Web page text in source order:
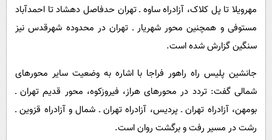
حیات وحش
مهرویلا تا پل کلاک، آزادراه ساوه ـ تهران حدفاصل دهشاد تا احمدآباد
مستوفی و همچنین محور شهریار ـ تهران در محدوده شهرقدس نیز
سنگین گزارش شده است.
جانشین پلیس راه راهور فراجا با اشاره به وضعیت سایر محورهای
شمالی گفت: تردد در محورهای هراز، فیروزکوه، محور قدیم تهران ـ
بومهن، آزادراه تهران ـ پردیس، آزادراه تهران ـ شمال و آزادراه قزوین ـ
رشت در مسیر رفت و برگشت روان است.